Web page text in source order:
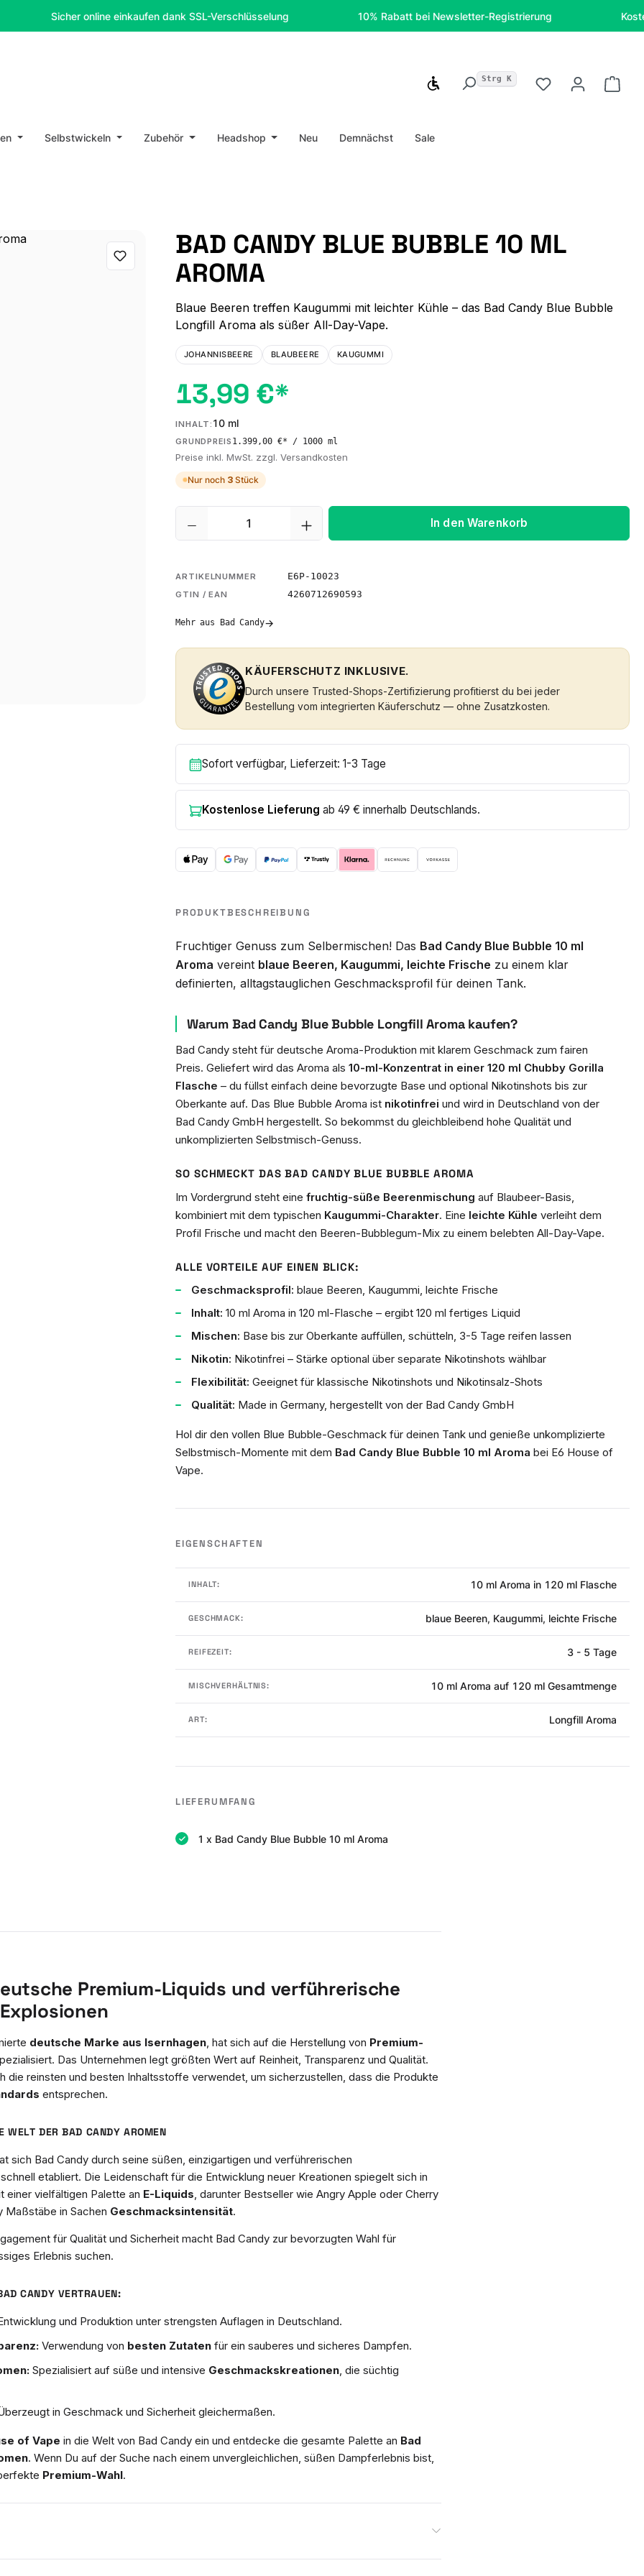
Sicher online einkaufen dank SSL-Verschlüsselung 10% Rabatt bei Newsletter-Registrierung Kostenfreie
Werkzeugleiste anzeigen
Strg K Du hast 0
Selbstwickeln Zubehör Headshop Neu Demnächst Sale
BAD CANDY BLUE BUBBLE 10 ML
AROMA
Blaue Beeren treffen Kaugummi mit leichter Kühle – das Bad Candy Blue Bubble
Longfill Aroma als süßer All-Day-Vape.
JOHANNISBEERE BLAUBEERE KAUGUMMI
13,99 €*
INHALT: 10 ml
GRUNDPREIS 1.399,00 €* / 1000 ml
Preise inkl. MwSt. zzgl. Versandkosten
Nur noch 3 Stück
Produkt Anzahl: Gib den gewünschten Wert ein oder
In den Warenkorb
ARTIKELNUMMER E6P-10023
GTIN / EAN 4260712690593
Mehr aus Bad Candy→
KÄUFERSCHUTZ INKLUSIVE.
Durch unsere Trusted-Shops-Zertifizierung profitierst du bei jeder
Bestellung vom integrierten Käuferschutz — ohne Zusatzkosten.
Sofort verfügbar, Lieferzeit: 1-3 Tage
Kostenlose Lieferung ab 49 € innerhalb Deutschlands.
PRODUKTBESCHREIBUNG
Fruchtiger Genuss zum Selbermischen! Das Bad Candy Blue Bubble 10 ml
Aroma vereint blaue Beeren, Kaugummi, leichte Frische zu einem klar
definierten, alltagstauglichen Geschmacksprofil für deinen Tank.
Warum Bad Candy Blue Bubble Longfill Aroma kaufen?
Bad Candy steht für deutsche Aroma-Produktion mit klarem Geschmack zum fairen
Preis. Geliefert wird das Aroma als 10-ml-Konzentrat in einer 120 ml Chubby Gorilla
Flasche – du füllst einfach deine bevorzugte Base und optional Nikotinshots bis zur
Oberkante auf. Das Blue Bubble Aroma ist nikotinfrei und wird in Deutschland von der
Bad Candy GmbH hergestellt. So bekommst du gleichbleibend hohe Qualität und
unkomplizierten Selbstmisch-Genuss.
SO SCHMECKT DAS BAD CANDY BLUE BUBBLE AROMA
Im Vordergrund steht eine fruchtig-süße Beerenmischung auf Blaubeer-Basis,
kombiniert mit dem typischen Kaugummi-Charakter. Eine leichte Kühle verleiht dem
Profil Frische und macht den Beeren-Bubblegum-Mix zu einem belebten All-Day-Vape.
ALLE VORTEILE AUF EINEN BLICK:
Geschmacksprofil: blaue Beeren, Kaugummi, leichte Frische
Inhalt: 10 ml Aroma in 120 ml-Flasche – ergibt 120 ml fertiges Liquid
Mischen: Base bis zur Oberkante auffüllen, schütteln, 3-5 Tage reifen lassen
Nikotin: Nikotinfrei – Stärke optional über separate Nikotinshots wählbar
Flexibilität: Geeignet für klassische Nikotinshots und Nikotinsalz-Shots
Qualität: Made in Germany, hergestellt von der Bad Candy GmbH
Hol dir den vollen Blue Bubble-Geschmack für deinen Tank und genieße unkomplizierte
Selbstmisch-Momente mit dem Bad Candy Blue Bubble 10 ml Aroma bei E6 House of
Vape.
EIGENSCHAFTEN
INHALT: 10 ml Aroma in 120 ml Flasche
GESCHMACK: blaue Beeren, Kaugummi, leichte Frische
REIFEZEIT: 3 - 5 Tage
MISCHVERHÄLTNIS: 10 ml Aroma auf 120 ml Gesamtmenge
ART: Longfill Aroma
LIEFERUMFANG
1 x Bad Candy Blue Bubble 10 ml Aroma
Premium-Liquids und verführerische
deutsche Marke aus Isernhagen , hat sich auf die Herstellung von Premium-
Das Unternehmen legt größten Wert auf Reinheit, Transparenz und Qualität.
die reinsten und besten Inhaltsstoffe verwendet, um sicherzustellen, dass die Produkte
entsprechen.
WELT DER BAD CANDY AROMEN
sich Bad Candy durch seine süßen, einzigartigen und verführerischen
etabliert. Die Leidenschaft für die Entwicklung neuer Kreationen spiegelt sich in
einer vielfältigen Palette an E-Liquids , darunter Bestseller wie Angry Apple oder Cherry
Maßstäbe in Sachen Geschmacksintensität.
für Qualität und Sicherheit macht Bad Candy zur bevorzugten Wahl für
Erlebnis suchen.
CANDY VERTRAUEN:
und Produktion unter strengsten Auflagen in Deutschland.
Verwendung von besten Zutaten für ein sauberes und sicheres Dampfen.
Spezialisiert auf süße und intensive Geschmackskreationen , die süchtig
in Geschmack und Sicherheit gleichermaßen.
of Vape in die Welt von Bad Candy ein und entdecke die gesamte Palette an Bad
. Wenn Du auf der Suche nach einem unvergleichlichen, süßen Dampferlebnis bist,
Premium-Wahl.